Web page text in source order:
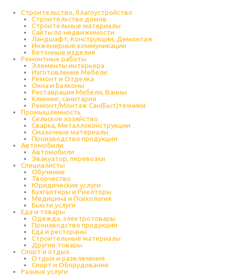
Строительство, благоустройство
Строительство домов
Строительные материалы
Сайты по недвижимости
Ландшафт, Конструкции, Демонтаж
Инженерные коммуникации
Бетонные изделия
Ремонтные работы
Элементы интерьера
Изготовление Мебели
Ремонт и Отделка
Окна и Балконы
Реставрация Мебели, Ванны
Клининг, санитария
Ремонт/Монтаж Сан(Быт)техники
Промышленность
Cельское хозяйство
Сварка, Металлоконструкции
Cмазочные материалы
Производство продукции
Автомобили
Автомобили
Эвакуатор, перевозки
Специалисты
Обучение
Творчество
Юридические услуги
Бухгалтеры и Риелторы
Медицина и Психология
Бьюти услуги
Еда и товары
Одежда, электротовары
Производство продукции
Еда и рестораны
Строительные материалы
Другие товары
Спорт и отдых
Отдых и развлечения
Спорт и Оборудование
Разные услуги